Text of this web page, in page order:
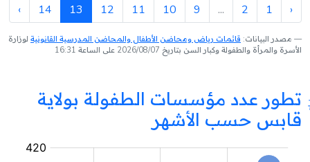
‹
1
2
...
9
10
11
12
13
14
›
مصدر البيانات: قائمات رياض ومحاضن الأطفال والمحاضن المدرسية القانونية لوزارة
الأسرة والمرأة والطفولة وكبار السن بتاريخ 2026/08/07 على الساعة 16:31
تطور عدد مؤسسات الطفولة بولاية
قابس حسب الأشهر
مؤسسة